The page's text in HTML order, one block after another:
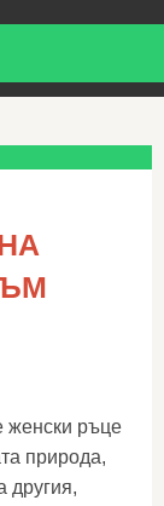
женски ръце
природа,
другия,